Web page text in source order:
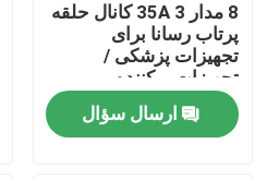
حلقه لغزش رسانا
حلقه لغزش با سرعت بالا
8 مدار 35A 3 کانال حلقه
پرتاب رسانا برای
تجهیزات پزشکی /
تجهیزات پرکننده
ارسال سؤال